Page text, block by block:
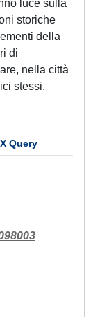
luce sulla
storiche
della
di
nella città
stessi.